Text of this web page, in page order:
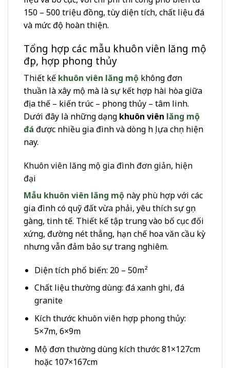
150 – 500 triệu đồng, tùy diện tích, chất liệu đá
và mức độ hoàn thiện.
Tổng hợp các mẫu khuôn viên lăng mộ
đẹp, hợp phong thủy
Thiết kế khuôn viên lăng mộ không đơn
thuần là xây mộ mà là sự kết hợp hài hòa giữa
địa thế – kiến trúc – phong thủy – tâm linh.
Dưới đây là những dạng khuôn viên lăng mộ
đá được nhiều gia đình và dòng họ lựa chọn hiện
nay.
Khuôn viên lăng mộ gia đình đơn giản, hiện
đại
Mẫu khuôn viên lăng mộ này phù hợp với các
gia đình có quỹ đất vừa phải, yêu thích sự gọn
gàng, tinh tế. Thiết kế tập trung vào bố cục đối
xứng, đường nét thẳng, hạn chế hoa văn cầu kỳ
nhưng vẫn đảm bảo sự trang nghiêm.
Diện tích phổ biến: 20 – 50m²
Chất liệu thường dùng: đá xanh ghi, đá
granite
Kích thước khuôn viên hợp phong thủy:
5×7m, 6×9m
Mộ đơn thường dùng kích thước 81×127cm
hoặc 107×167cm